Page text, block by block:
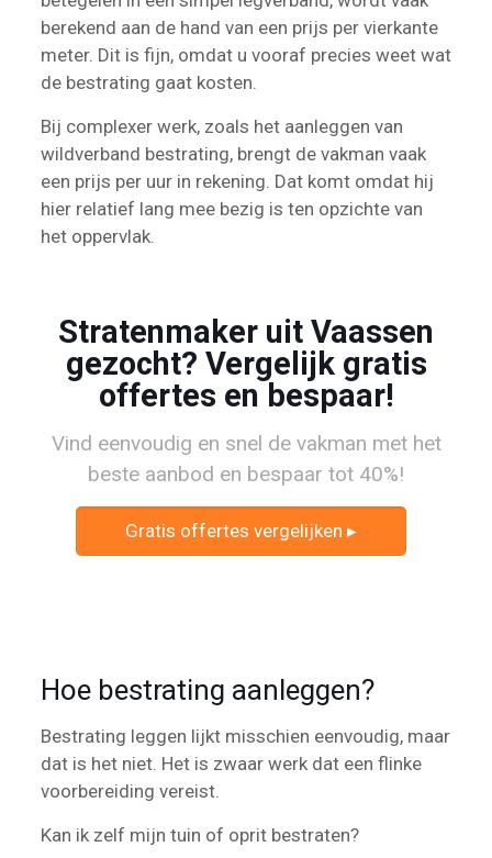
berekend aan de hand van een prijs per vierkante
meter. Dit is fijn, omdat u vooraf precies weet wat
de bestrating gaat kosten.
Bij complexer werk, zoals het aanleggen van
wildverband bestrating, brengt de vakman vaak
een prijs per uur in rekening. Dat komt omdat hij
hier relatief lang mee bezig is ten opzichte van
het oppervlak.
Stratenmaker uit Vaassen
gezocht? Vergelijk gratis
offertes en bespaar!
Vind eenvoudig en snel de vakman met het
beste aanbod en bespaar tot 40%!
Gratis offertes vergelijken ▸
Hoe bestrating aanleggen?
Bestrating leggen lijkt misschien eenvoudig, maar
dat is het niet. Het is zwaar werk dat een flinke
voorbereiding vereist.
Kan ik zelf mijn tuin of oprit bestraten?